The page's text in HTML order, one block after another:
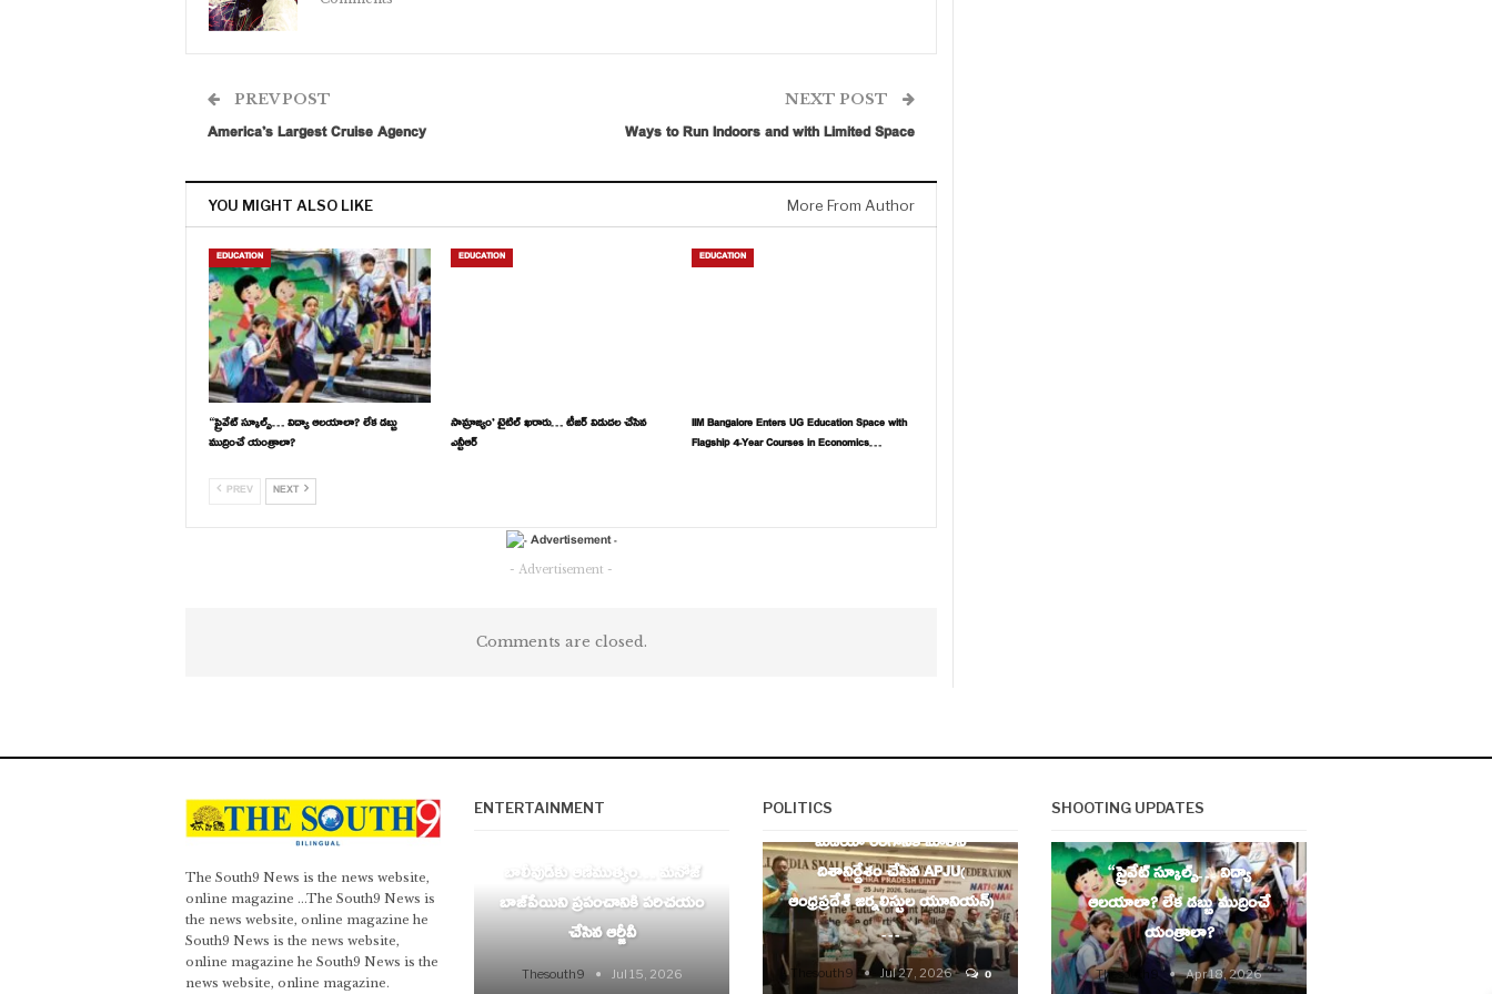
PREV POST
America’s Largest Cruise Agency
NEXT POST
Ways to Run Indoors and with Limited Space
YOU MIGHT ALSO LIKE More From Author
EDUCATION
“ప్రైవేట్ స్కూల్స్… విద్యా ఆలయాలా? లేక డబ్బు
ముద్రించే యంత్రాలా?
EDUCATION
సామ్రాజ్యం’ టైటిల్ ఖరారు… టీజర్ విడుదల చేసిన
ఎన్టీఆర్
EDUCATION
IIM Bangalore Enters UG Education Space with
Flagship 4-Year Courses in Economics…
PREV NEXT
- Advertisement -
Comments are closed.
The South9 News is the news website,
online magazine ...The South9 News is
the news website, online magazine he
South9 News is the news website,
online magazine he South9 News is the
news website, online magazine.
ENTERTAINMENT
బాలీవుడ్‌కు ఆణిముత్యం… మనోజ్
బాజ్‌పేయిని ప్రపంచానికి పరిచయం
చేసిన ఆర్జీవీ
Thesouth9 Jul 15, 2026
POLITICS
మీడియా రంగానికి నూతన
దిశానిర్దేశం చేసిన APJU(
ఆంధ్రప్రదేశ్ జర్నలిస్టుల యూనియన్)
…
Thesouth9 Jul 27, 2026 0
SHOOTING UPDATES
“ప్రైవేట్ స్కూల్స్… విద్యా
ఆలయాలా? లేక డబ్బు ముద్రించే
యంత్రాలా?
Thesouth9 Apr 18, 2026